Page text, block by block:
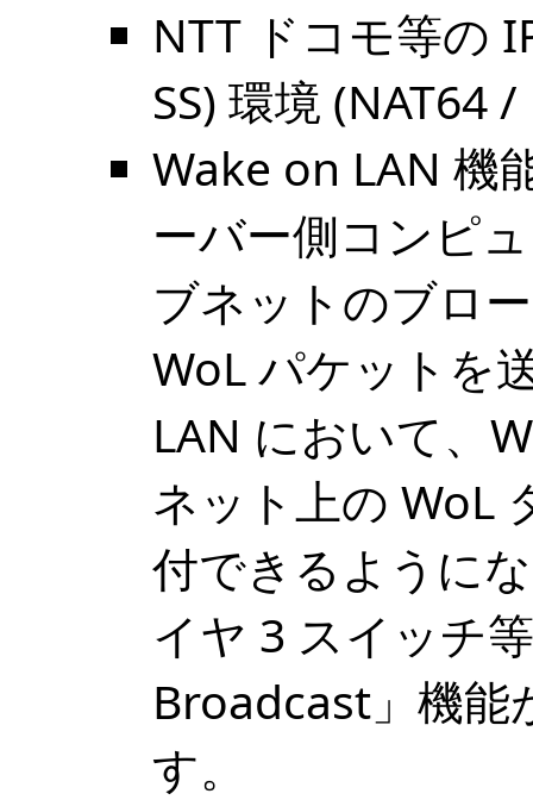
NTT ドコモ等の
SS) 環境 (NAT64
Wake on LAN 機
ーバー側コンピ
ブネットのブロ
WoL パケットを
LAN において、
ネット上の WoL
付できるように
イヤ 3 スイッチ
Broadcast」機能
す。